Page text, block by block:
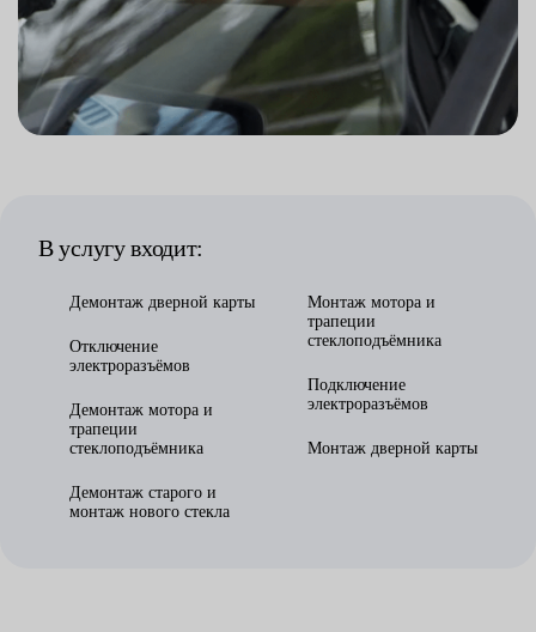
В услугу входит:
Демонтаж дверной карты
Отключение
электроразъёмов
Демонтаж мотора и
трапеции
стеклоподъёмника
Демонтаж старого и
монтаж нового стекла
Монтаж мотора и
трапеции
стеклоподъёмника
Подключение
электроразъёмов
Монтаж дверной карты